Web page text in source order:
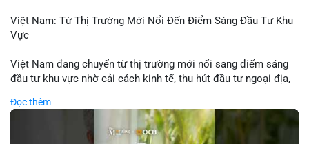
Việt Nam: Từ Thị Trường Mới Nổi Đến Điểm Sáng Đầu Tư Khu
Vực
Việt Nam đang chuyển từ thị trường mới nổi sang điểm sáng
đầu tư khu vực nhờ cải cách kinh tế, thu hút đầu tư ngoại địa,
hội cho nhà đầu tư lặp lại mô hình thành công của các quốc
gia đang phát triển. Nền tảng crypto tại Việt Nam cũng tăng
trưởng nhờ chính sách ổn định và sự quan tâm từ nhà đầu tư
Đọc thêm